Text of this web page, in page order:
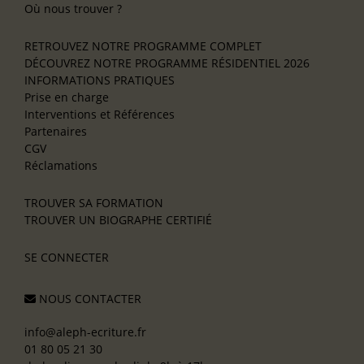
Où nous trouver ?
RETROUVEZ NOTRE PROGRAMME COMPLET
DÉCOUVREZ NOTRE PROGRAMME RÉSIDENTIEL 2026
INFORMATIONS PRATIQUES
Prise en charge
Interventions et Références
Partenaires
CGV
Réclamations
TROUVER SA FORMATION
TROUVER UN BIOGRAPHE CERTIFIÉ
SE CONNECTER
NOUS CONTACTER
info@aleph-ecriture.fr
01 80 05 21 30